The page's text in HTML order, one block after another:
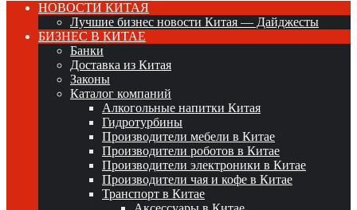
НОВОСТИ КИТАЯ
Лучшие бизнес новости Китая — Дайджесты
БИЗНЕС В КИТАЕ
Банки
Доставка из Китая
Законы
Каталог компаний
Алкогольные напитки Китая
Гидротурбины
Производители мебели в Китае
Производители роботов в Китае
Производители электроники в Китае
Производители чая и кофе в Китае
Транспорт в Китае